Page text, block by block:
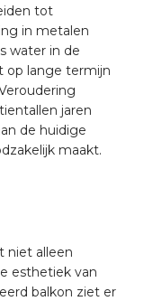
tot
in metalen
water in de
op lange termijn
jaren
de huidige
maakt.
niet alleen
esthetiek van
balkon ziet er